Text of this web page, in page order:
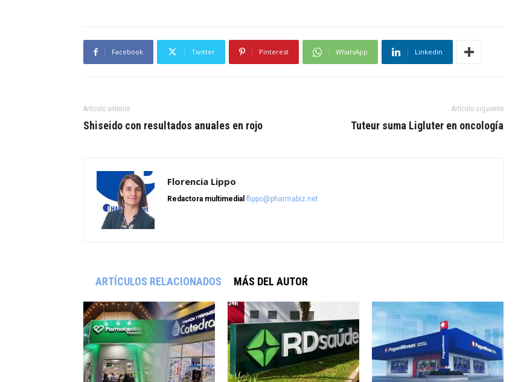
Facebook Twitter Pinterest WhatsApp Linkedin
Artículo anterior
Shiseido con resultados anuales en rojo
Artículo siguiente
Tuteur suma Ligluter en oncología
Florencia Lippo
Redactora multimedial flippo@pharmabiz.net
ARTÍCULOS RELACIONADOS MÁS DEL AUTOR